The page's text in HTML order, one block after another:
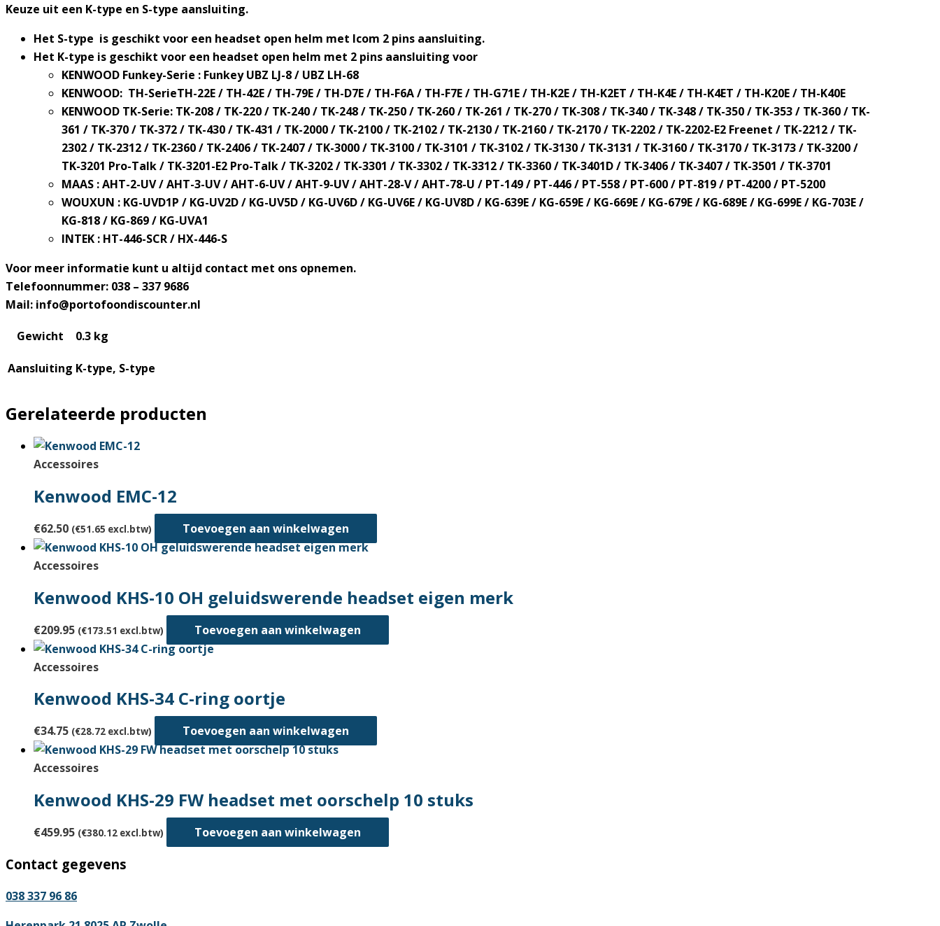
Keuze uit een K-type en S-type aansluiting.
Het S-type is geschikt voor een headset open helm met Icom 2 pins aansluiting.
Het K-type is geschikt voor een headset open helm met 2 pins aansluiting voor
KENWOOD Funkey-Serie : Funkey UBZ LJ-8 / UBZ LH-68
KENWOOD: TH-SerieTH-22E / TH-42E / TH-79E / TH-D7E / TH-F6A / TH-F7E / TH-G71E / TH-K2E / TH-K2ET / TH-K4E / TH-K4ET / TH-K20E / TH-K40E
KENWOOD TK-Serie: TK-208 / TK-220 / TK-240 / TK-248 / TK-250 / TK-260 / TK-261 / TK-270 / TK-308 / TK-340 / TK-348 / TK-350 / TK-353 / TK-360 / TK-
361 / TK-370 / TK-372 / TK-430 / TK-431 / TK-2000 / TK-2100 / TK-2102 / TK-2130 / TK-2160 / TK-2170 / TK-2202 / TK-2202-E2 Freenet / TK-2212 / TK-
2302 / TK-2312 / TK-2360 / TK-2406 / TK-2407 / TK-3000 / TK-3100 / TK-3101 / TK-3102 / TK-3130 / TK-3131 / TK-3160 / TK-3170 / TK-3173 / TK-3200 /
TK-3201 Pro-Talk / TK-3201-E2 Pro-Talk / TK-3202 / TK-3301 / TK-3302 / TK-3312 / TK-3360 / TK-3401D / TK-3406 / TK-3407 / TK-3501 / TK-3701
MAAS : AHT-2-UV / AHT-3-UV / AHT-6-UV / AHT-9-UV / AHT-28-V / AHT-78-U / PT-149 / PT-446 / PT-558 / PT-600 / PT-819 / PT-4200 / PT-5200
WOUXUN : KG-UVD1P / KG-UV2D / KG-UV5D / KG-UV6D / KG-UV6E / KG-UV8D / KG-639E / KG-659E / KG-669E / KG-679E / KG-689E / KG-699E / KG-703E /
KG-818 / KG-869 / KG-UVA1
INTEK : HT-446-SCR / HX-446-S
Voor meer informatie kunt u altijd contact met ons opnemen.
Telefoonnummer: 038 – 337 9686
Mail: info@portofoondiscounter.nl
Gewicht 0.3 kg
Aansluiting K-type, S-type
Gerelateerde producten
Accessoires
Kenwood EMC-12
€62.50 (€51.65 excl.btw) Toevoegen aan winkelwagen
Accessoires
Kenwood KHS-10 OH geluidswerende headset eigen merk
€209.95 (€173.51 excl.btw) Toevoegen aan winkelwagen
Accessoires
Kenwood KHS-34 C-ring oortje
€34.75 (€28.72 excl.btw) Toevoegen aan winkelwagen
Accessoires
Kenwood KHS-29 FW headset met oorschelp 10 stuks
€459.95 (€380.12 excl.btw) Toevoegen aan winkelwagen
Contact gegevens
038 337 96 86